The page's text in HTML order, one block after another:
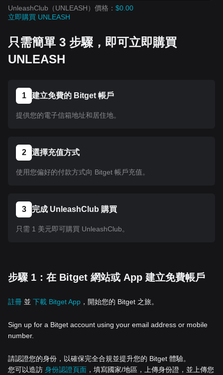
UnleashClub（UNLEASH）價格： $0.00
立即購買 UNLEASH
只需簡單 3 步驟，即可立即購買
UNLEASH
1 建立免費的 Bitget 帳戶
提供您的電子信箱地址和居住地。
2 選擇充值方式
使用您偏好的付款方式向 Bitget 帳戶充值。
3 完成 UnleashClub 購買
只需 1 美元即可購買 UnleashClub。
步驟 1：在 Bitget 網站或 App 建立免費帳戶
註冊 並 下載 Bitget App ，開始您的 Bitget 之旅。
Sign up for a Bitget account using your email address or mobile
number.
請認證您的身份，以確保完全合規並提升您的 Bitget 體驗。
您可以造訪 身份認證頁面 ，填寫國家/地區，上傳身份證，並上傳您